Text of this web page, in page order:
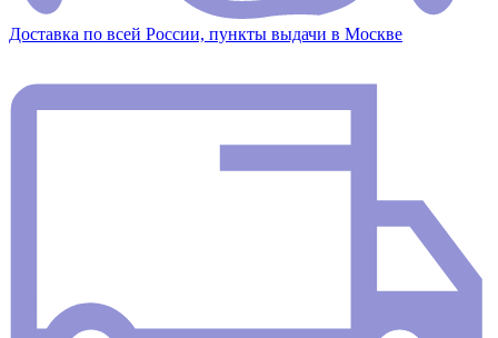
Доставка по всей России, пункты выдачи в Москве